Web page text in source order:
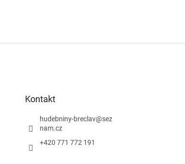
Kontakt
hudebniny-breclav@sez
nam.cz
+420 771 772 191